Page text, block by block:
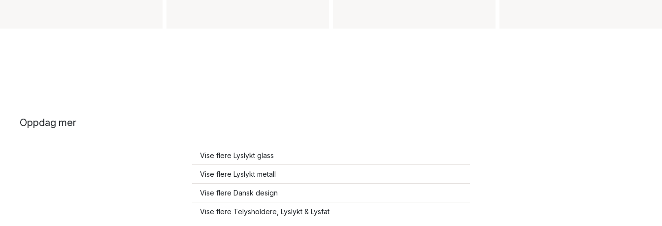
Oppdag mer
Vise flere Lyslykt glass
Vise flere Lyslykt metall
Vise flere Dansk design
Vise flere Telysholdere, Lyslykt & Lysfat